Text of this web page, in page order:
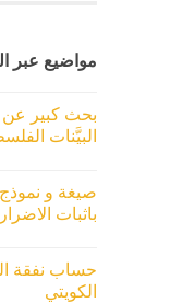
مواضيع عبر
بحث كبير عن
البيَّنات
صيغة و
باثبات
حساب نفقة
الكويتي